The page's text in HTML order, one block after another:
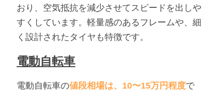
おり、空気抵抗を減少させてスピードを出しや
すくしています。軽量感のあるフレームや、細
く設計されたタイヤも特徴です。
電動自転車
電動自転車の値段相場は、10〜15万円程度で